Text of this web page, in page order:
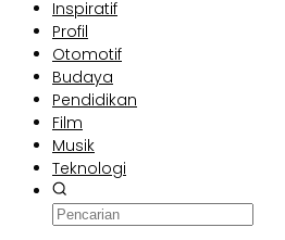
Inspiratif
Profil
Otomotif
Budaya
Pendidikan
Film
Musik
Teknologi